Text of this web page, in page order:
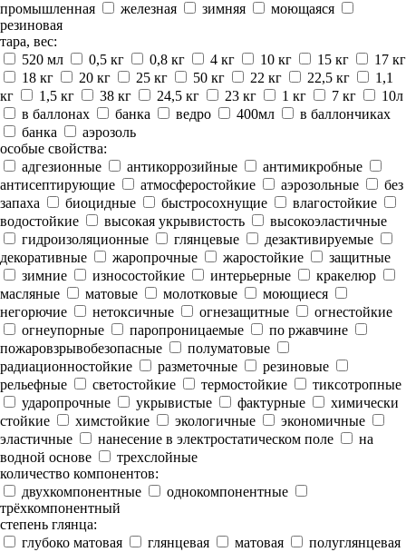
промышленная
железная зимняя
моющаяся
резиновая
тара, вес:
520 мл
0,5 кг 0,8 кг 4 кг 10 кг 15 кг
17 кг
18 кг
20 кг 25 кг 50 кг 22 кг 22,5 кг
1,1
кг
1,5 кг 38 кг 24,5 кг 23 кг 1 кг 7 кг
10л
в баллонах
банка ведро 400мл
в баллончиках
банка
аэрозоль
особые свойства:
адгезионные
антикоррозийные
антимикробные
антисептирующие
атмосферостойкие аэрозольные
без
запаха
биоцидные быстросохнущие
влагостойкие
водостойкие
высокая укрывистость
высокоэластичные
гидроизоляционные
глянцевые
дезактивируемые
декоративные
жаропрочные жаростойкие
защитные
зимние
износостойкие интерьерные
кракелюр
масляные
матовые молотковые
моющиеся
негорючие
нетоксичные огнезащитные
огнестойкие
огнеупорные
паропроницаемые
по ржавчине
пожаровзрывобезопасные
полуматовые
радиационностойкие
разметочные
резиновые
рельефные
светостойкие термостойкие
тиксотропные
ударопрочные
укрывистые фактурные
химически
стойкие
химстойкие экологичные
экономичные
эластичные
нанесение в электростатическом поле
на
водной основе
трехслойные
количество компонентов:
двухкомпонентные
однокомпонентные
трёхкомпонентный
степень глянца:
глубоко матовая
глянцевая матовая
полуглянцевая